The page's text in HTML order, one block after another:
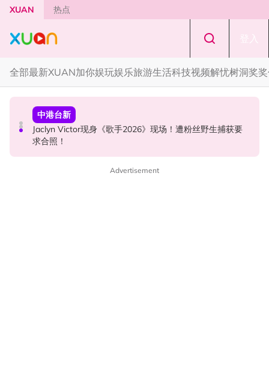
Skip to main content
XUAN 热点
登入
全部最新XUAN加你娱玩娱乐旅游生活科技视频解忧树洞奖
中港台新
中国《歌手2026》 “歌王之战” 成绩出炉！胡彦斌夺得歌王
宝座！
国际星闻
YG大楼遭女粉持高尔夫球杆猛砸！BLACKPINK 10周年最
新进展曝光！
中港台新
Jaclyn Victor现身《歌手2026》现场！遭粉丝野生捕获要
求合照！
Advertisement